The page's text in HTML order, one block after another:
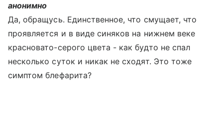
анонимно
Да, обращусь. Единственное, что смущает, что
проявляется и в виде синяков на нижнем веке
красновато-серого цвета - как будто не спал
несколько суток и никак не сходят. Это тоже
симптом блефарита?